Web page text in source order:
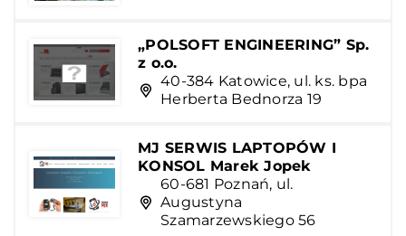
„POLSOFT ENGINEERING” Sp.
z o.o.
40-384 Katowice, ul. ks. bpa
Herberta Bednorza 19
MJ SERWIS LAPTOPÓW I
KONSOL Marek Jopek
60-681 Poznań, ul.
Augustyna
Szamarzewskiego 56